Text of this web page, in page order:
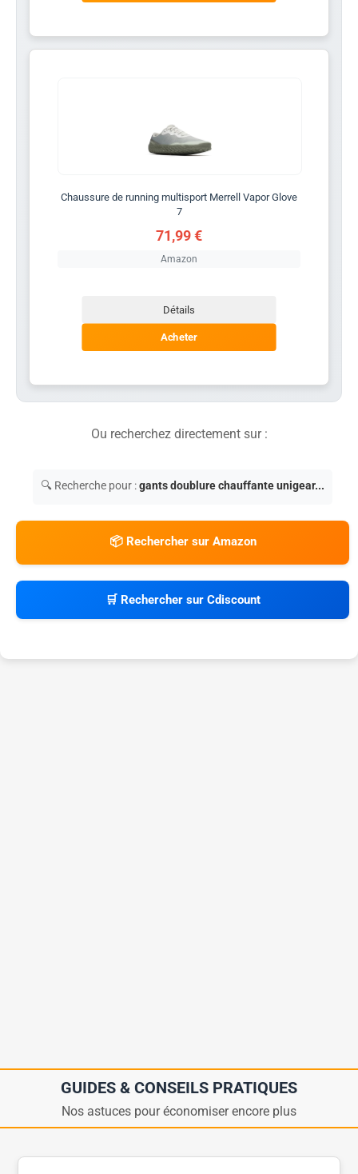
Chaussure de running multisport Merrell Vapor Glove
7
71,99 €
Amazon
Détails
Acheter
Ou recherchez directement sur :
🔍 Recherche pour :gants doublure chauffante unigear...
📦 Rechercher sur Amazon
🛒 Rechercher sur Cdiscount
GUIDES & CONSEILS PRATIQUES
Nos astuces pour économiser encore plus